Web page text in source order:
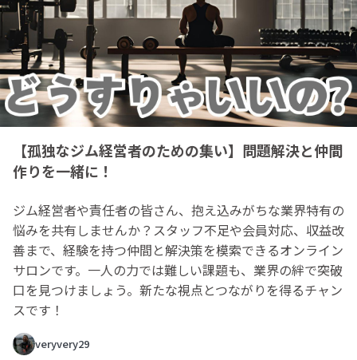
【孤独なジム経営者のための集い】問題解決と仲間
作りを一緒に！
ジム経営者や責任者の皆さん、抱え込みがちな業界特有の
悩みを共有しませんか？スタッフ不足や会員対応、収益改
善まで、経験を持つ仲間と解決策を模索できるオンライン
サロンです。一人の力では難しい課題も、業界の絆で突破
口を見つけましょう。新たな視点とつながりを得るチャン
スです！
veryvery29